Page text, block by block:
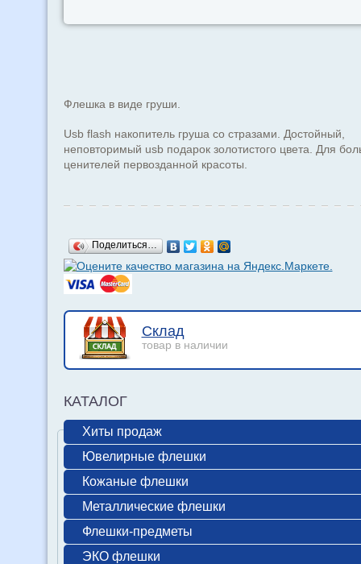
Флешка в виде груши.
Usb flash накопитель груша со стразами. Достойный,
неповторимый usb подарок золотистого цвета. Для
ценителей первозданной красоты.
Поделиться…
Склад
товар в наличии
КАТАЛОГ
Хиты продаж
Ювелирные флешки
Кожаные флешки
Металлические флешки
Флешки-предметы
ЭКО флешки